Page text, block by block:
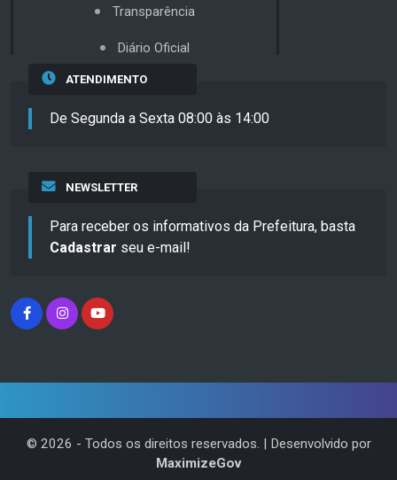
Transparência
Diário Oficial
ATENDIMENTO
De Segunda a Sexta 08:00 às 14:00
NEWSLETTER
Para receber os informativos da Prefeitura, basta
Cadastrar seu e-mail!
© 2026 - Todos os direitos reservados. | Desenvolvido por
MaximizeGov